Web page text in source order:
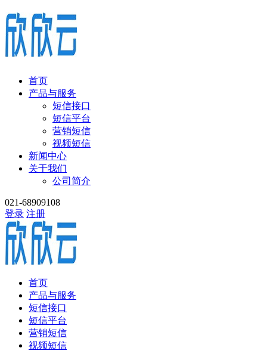
首页
产品与服务
短信接口
短信平台
营销短信
视频短信
新闻中心
关于我们
公司简介
021-68909108
登录 注册
首页
产品与服务
短信接口
短信平台
营销短信
视频短信